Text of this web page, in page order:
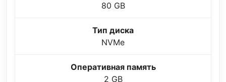
80 GB
Тип диска
NVMe
Оперативная память
2 GB